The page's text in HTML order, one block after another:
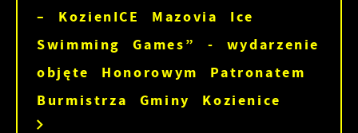
– KozienICE Mazovia Ice
Swimming Games” - wydarzenie
objęte Honorowym Patronatem
Burmistrza Gminy Kozienice